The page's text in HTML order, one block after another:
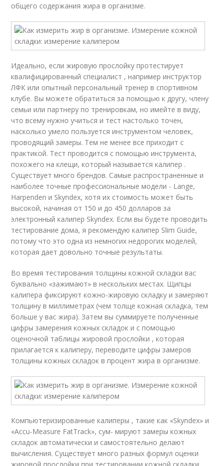
общего содержания жира в организме.
Идеально, если жировую прослойку протестирует
квалифицированный специалист , например инструктор
ЛФК или опытный персональный тренер в спортивном
клубе. Вы можете обратиться за помощью к другу, члену
семьи или партнеру по тренировкам, но имейте в виду,
что всему нужно учиться и тест настолько точен,
насколько умело пользуется инструментом человек,
проводящий замеры. Тем не менее все приходит с
практикой. Тест проводится с помощью инструмента,
похожего на клещи, который называется калипер .
Существует много брендов. Самые распространенные и
наиболее точные профессиональные модели - Lange,
Harpenden и Skyndex, хотя их стоимость может быть
высокой, начиная от 150 и до 450 долларов за
электронный калипер Skyndex. Если вы будете проводить
тестирование дома, я рекомендую калипер Slim Guide,
потому что это одна из немногих недорогих моделей,
которая дает довольно точные результаты.
Во время тестирования толщины кожной складки вас
буквально «зажимают» в нескольких местах. Щипцы
калипера фиксируют кожно-жировую складку и замеряют
толщину в миллиметрах (чем толще кожная складка, тем
больше у вас жира). Затем вы суммируете полученные
цифры замерения кожных складок и с помощью
оценочной таблицы жировой прослойки , которая
прилагается к калиперу, переводите цифры замеров
толщины кожных складок в процент жира в организме.
Компьютеризированные калиперы , такие как «Skyndex» и
«Accu-Measure FatTrack», сум- мируют замеры кожных
складок автоматически и самостоятельно делают
вычисления. Существует много разных формул оценки